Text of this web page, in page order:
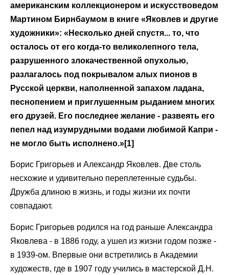
американским коллекционером и искусствоведом
Мартином Бирнбаумом в книге «Яковлев и другие
художники»: «Несколько дней спустя... то, что
осталось от его когда-то великолепного тела,
разрушенного злокачественной опухолью,
разлагалось под покрывалом алых пионов в
Русской церкви, наполненной запахом ладана,
песнопением и приглушенным рыданием многих
его друзей. Его последнее желание - развеять его
пепел над изумрудными водами любимой Капри -
не могло быть исполнено.»[1]
Борис Григорьев и Александр Яковлев. Две столь
несхожие и удивительно переплетенные судьбы.
Дружба длиною в жизнь, и годы жизни их почти
совпадают.
Борис Григорьев родился на год раньше Александра
Яковлева - в 1886 году, а ушел из жизни годом позже -
в 1939-ом. Впервые они встретились в Академии
художеств, где в 1907 году учились в мастерской Д.Н.